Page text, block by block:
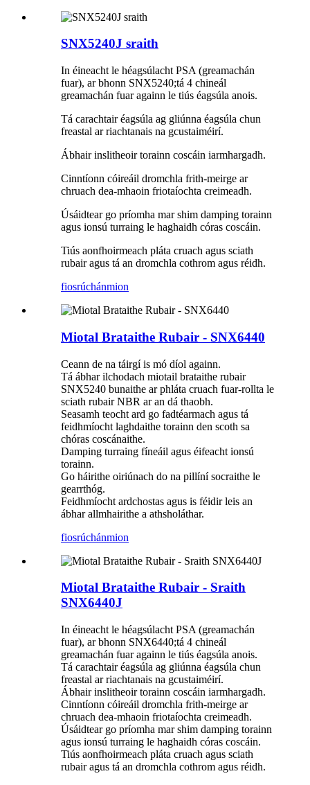
SNX5240J sraith
In éineacht le héagsúlacht PSA (greamachán
fuar), ar bhonn SNX5240;tá 4 chineál
greamachán fuar againn le tiús éagsúla anois.
Tá carachtair éagsúla ag gliúnna éagsúla chun
freastal ar riachtanais na gcustaiméirí.
Ábhair inslitheoir torainn coscáin iarmhargadh.
Cinntíonn cóireáil dromchla frith-meirge ar
chruach dea-mhaoin friotaíochta creimeadh.
Úsáidtear go príomha mar shim damping torainn
agus ionsú turraing le haghaidh córas coscáin.
Tiús aonfhoirmeach pláta cruach agus sciath
rubair agus tá an dromchla cothrom agus réidh.
fiosrúchánmion
Miotal Brataithe Rubair - SNX6440
Ceann de na táirgí is mó díol againn.
Tá ábhar ilchodach miotail brataithe rubair
SNX5240 bunaithe ar phláta cruach fuar-rollta le
sciath rubair NBR ar an dá thaobh.
Seasamh teocht ard go fadtéarmach agus tá
feidhmíocht laghdaithe torainn den scoth sa
chóras coscánaithe.
Damping turraing fíneáil agus éifeacht ionsú
torainn.
Go háirithe oiriúnach do na pillíní socraithe le
gearrthóg.
Feidhmíocht ardchostas agus is féidir leis an
ábhar allmhairithe a athsholáthar.
fiosrúchánmion
Miotal Brataithe Rubair - Sraith
SNX6440J
In éineacht le héagsúlacht PSA (greamachán
fuar), ar bhonn SNX6440;tá 4 chineál
greamachán fuar againn le tiús éagsúla anois.
Tá carachtair éagsúla ag gliúnna éagsúla chun
freastal ar riachtanais na gcustaiméirí.
Ábhair inslitheoir torainn coscáin iarmhargadh.
Cinntíonn cóireáil dromchla frith-meirge ar
chruach dea-mhaoin friotaíochta creimeadh.
Úsáidtear go príomha mar shim damping torainn
agus ionsú turraing le haghaidh córas coscáin.
Tiús aonfhoirmeach pláta cruach agus sciath
rubair agus tá an dromchla cothrom agus réidh.